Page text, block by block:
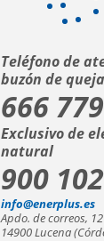
Teléfono de
buzón de
666
Exclusivo de
natural
900
info@enerplus.es
Apdo. de correos,
14900 Lucena